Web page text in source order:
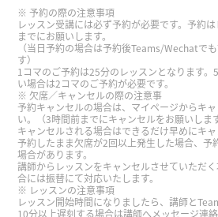
嗯嗯，下次见
谢谢您的课。虽然在球场的午饭
兴看了美式橄榄球比赛。分享给
让我开心。下次见。( 男性 )
谢谢
谢谢您的课。虽然两个月没有您
予約の際の注意事項
レッスン受講には必ず予約が必要です。予約
までにお願いします。
（当日予約の場合は予約後Teams/Wechatで
す）
1コマのご予約は25分のレッスンとなります
い場合は2コマのご予約が必要です。
欠席／キャンセルの際の注意事
予約キャンセルの場合は、マイページからキ
い。（3時間前までにキャンセルをお願いしま
キャンセルされる場合はできるだけ早めにキャ
予約したまま欠席が2回以上発生した場合、予
場合があります。
講師からレッスンをキャンセルさせていただ
合には振替にて対応いたします。
レッスンの注意事項
レッスン開始時間になりましたら、講師と
10分以上遅刻する場合は講師へメッセージ連絡